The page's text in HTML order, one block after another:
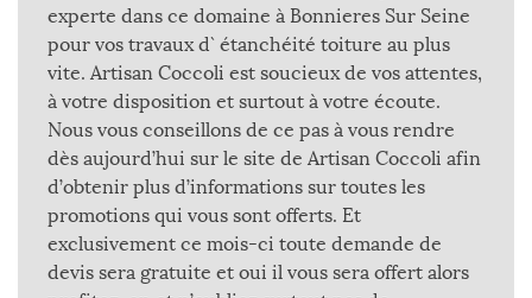
experte dans ce domaine à Bonnieres Sur Seine
pour vos travaux d` étanchéité toiture au plus
vite. Artisan Coccoli est soucieux de vos attentes,
à votre disposition et surtout à votre écoute.
Nous vous conseillons de ce pas à vous rendre
dès aujourd’hui sur le site de Artisan Coccoli afin
d’obtenir plus d’informations sur toutes les
promotions qui vous sont offerts. Et
exclusivement ce mois-ci toute demande de
devis sera gratuite et oui il vous sera offert alors